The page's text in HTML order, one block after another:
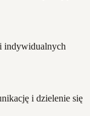
indywidualnych
i dzielenie się